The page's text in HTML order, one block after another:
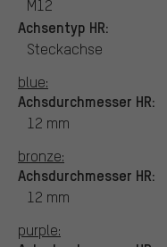
M12
Achsentyp HR:
Steckachse
blue:
Achsdurchmesser HR:
12 mm
bronze:
Achsdurchmesser HR:
12 mm
purple: